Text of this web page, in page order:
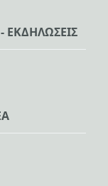
ΕΚΔΗΛΩΣΕΙΣ